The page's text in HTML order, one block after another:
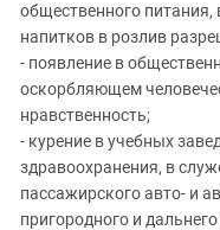
общественного
напитков в розлив
- появление в
оскорбляющем
нравственность;
- курение в учебных
здравоохранения, в
пассажирского авто- и
пригородного и